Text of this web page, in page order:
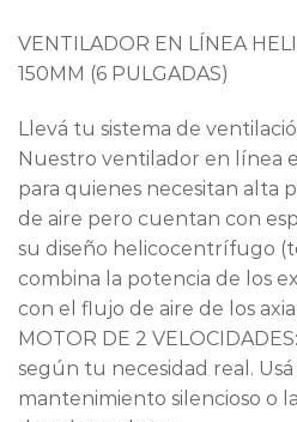
VENTILADOR EN LÍNEA
150MM (6 PULGADAS)
Llevá tu sistema de
Nuestro ventilador en línea
para quienes necesitan alta
de aire pero cuentan con
su diseño helicocentrífugo
combina la potencia de los
con el flujo de aire de los
MOTOR DE 2
según tu necesidad real.
mantenimiento silencioso o